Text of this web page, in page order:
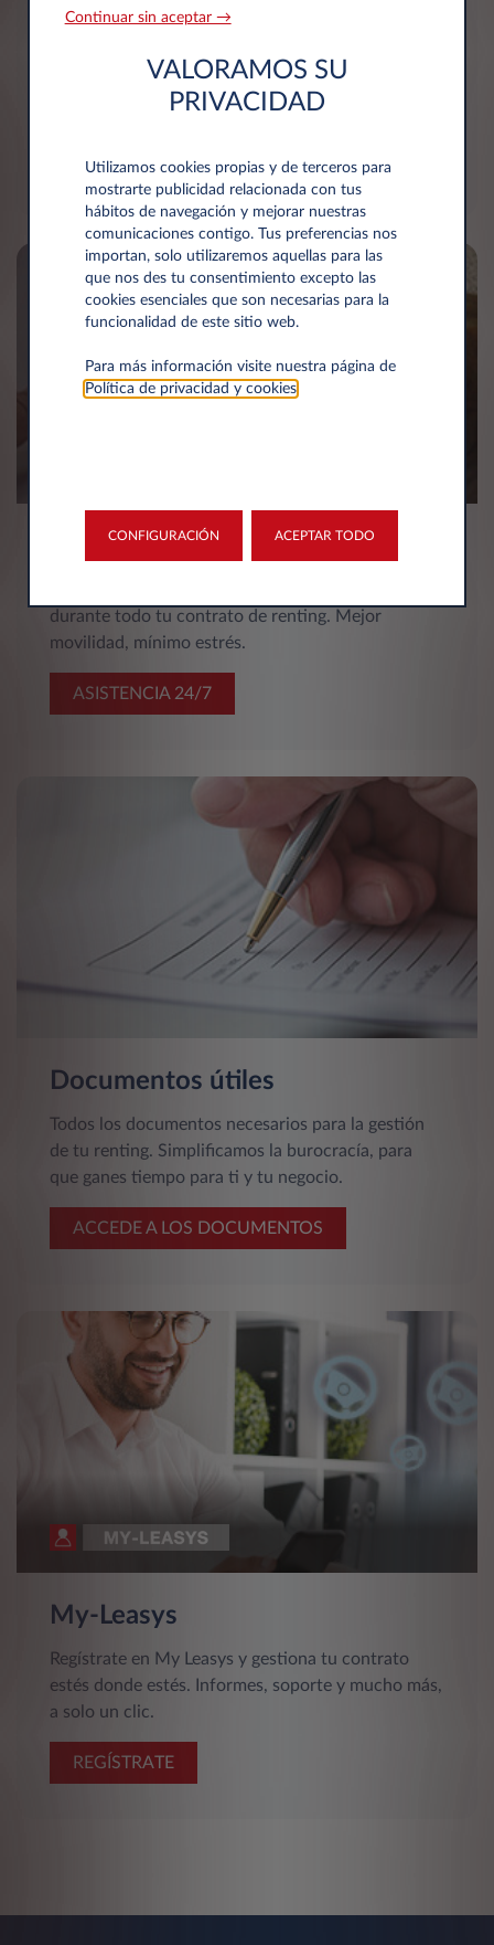
Contáctanos
Contacta con nosotros para personalizar tu renting
a largo plazo, a la medida de tus necesidades.
Estamos aquí para contestar a todas tus preguntas.
CONTÁCTANOS
Asistencia y Movilidad
durante todo tu contrato de renting. Mejor
movilidad, mínimo estrés.
ASISTENCIA 24/7
Documentos útiles
Todos los documentos necesarios para la gestión
de tu renting. Simplificamos la burocracía, para
que ganes tiempo para ti y tu negocio.
ACCEDE A LOS DOCUMENTOS
My-Leasys
Regístrate en My Leasys y gestiona tu contrato
estés donde estés. Informes, soporte y mucho más,
a solo un clic.
REGÍSTRATE
Continuar sin aceptar →
VALORAMOS SU
PRIVACIDAD
Utilizamos cookies propias y de terceros para
mostrarte publicidad relacionada con tus
hábitos de navegación y mejorar nuestras
comunicaciones contigo. Tus preferencias nos
importan, solo utilizaremos aquellas para las
que nos des tu consentimiento excepto las
cookies esenciales que son necesarias para la
funcionalidad de este sitio web.
Para más información visite nuestra página de
Política de privacidad y cookies.
CONFIGURACIÓN ACEPTAR TODO